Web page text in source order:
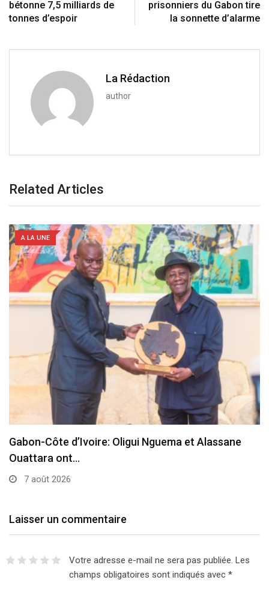
E
l
bétonne 7,5 milliards de
tonnes d’espoir
prisonniers du Gabon tire
la sonnette d’alarme
La Rédaction
author
Related Articles
A LA UNE
Gabon-Côte d’Ivoire: Oligui Nguema et Alassane
Ouattara ont…
7 août 2026
Laisser un commentaire
Votre adresse e-mail ne sera pas publiée. Les
champs obligatoires sont indiqués avec *